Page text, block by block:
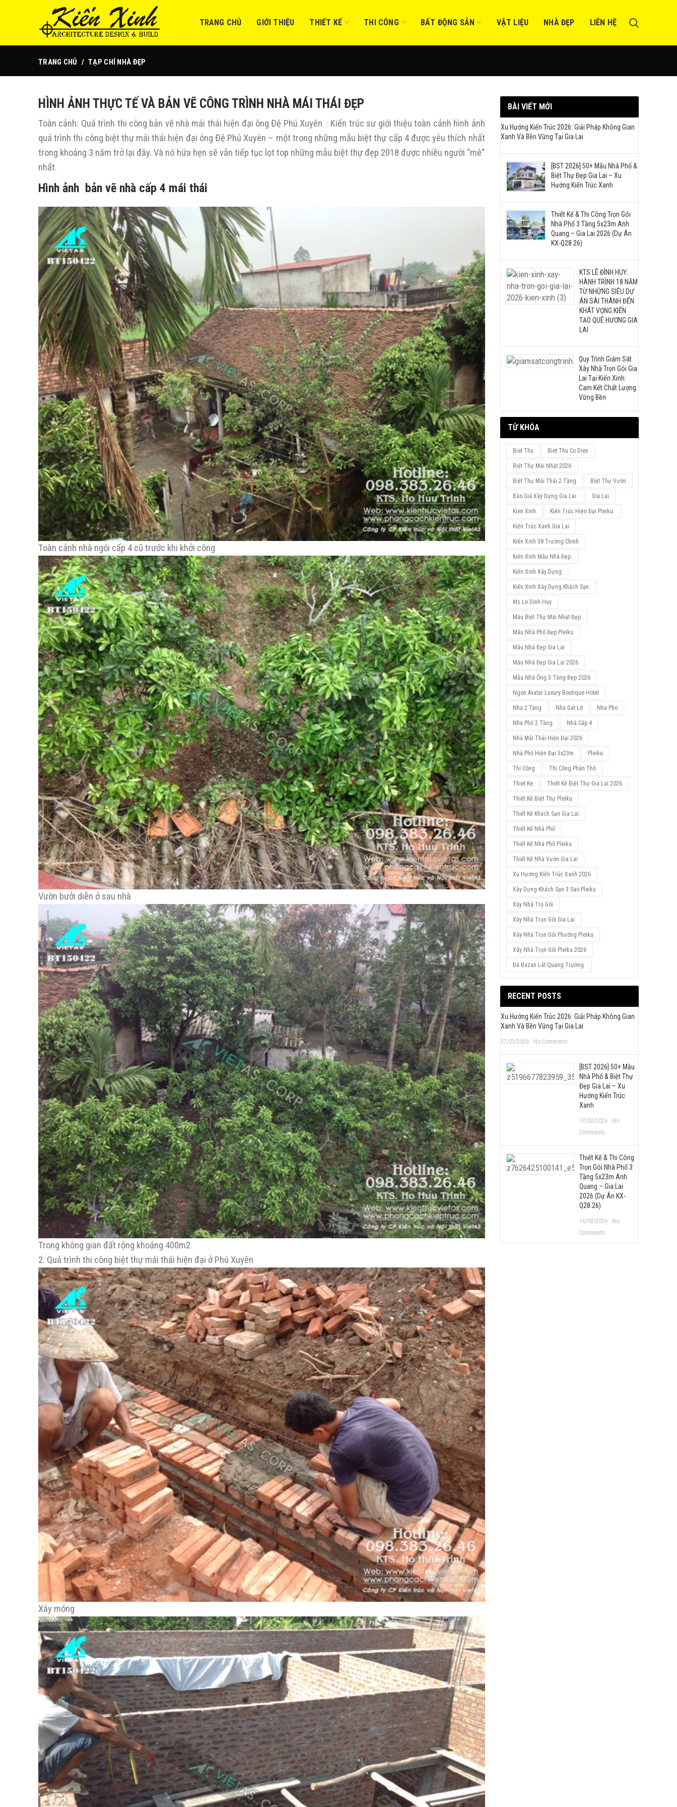
TRANG CHỦ GIỚI THIỆU THIẾT KẾ THI CÔNG BẤT ĐỘNG SẢN VẬT LIỆU NHÀ ĐẸP LIÊN HỆ
TRANG CHỦ TẠP CHÍ NHÀ ĐẸP
HÌNH ẢNH THỰC TẾ VÀ BẢN VẼ CÔNG TRÌNH NHÀ MÁI THÁI ĐẸP
Toàn cảnh: Quá trình thi công bản vẽ nhà mái thái hiện đại ông Đệ Phú Xuyên : Kiến trúc sư giới thiệu toàn cảnh hình ảnh
quá trình thi công biệt thự mái thái hiện đại ông Đệ Phú Xuyên – một trong những mẫu biệt thự cấp 4 được yêu thích nhất
trong khoảng 3 năm trở lại đây. Và nó hứa hẹn sẽ vẫn tiếp tục lọt top những mẫu biệt thự đẹp 2018 được nhiều người “mê”
nhất.
Hình ảnh bản vẽ nhà cấp 4 mái thái
Toàn cảnh nhà ngói cấp 4 cũ trước khi khởi công
Vườn bưởi diễn ở sau nhà
Trong không gian đất rộng khoảng 400m2
2. Quá trình thi công biệt thự mái thái hiện đại ở Phú Xuyên
Xây móng
BÀI VIẾT MỚI
Xu Hướng Kiến Trúc 2026: Giải Pháp Không Gian
Xanh Và Bền Vững Tại Gia Lai
[BST 2026] 50+ Mẫu Nhà Phố &
Biệt Thự Đẹp Gia Lai – Xu
Hướng Kiến Trúc Xanh
Thiết Kế & Thi Công Trọn Gói
Nhà Phố 3 Tầng 5x23m Anh
Quang – Gia Lai 2026 (Dự Án
KX-Q28.26)
KTS LÊ ĐÌNH HUY:
HÀNH TRÌNH 18 NĂM
TỪ NHỮNG SIÊU DỰ
ÁN SÀI THÀNH ĐẾN
KHÁT VỌNG KIẾN
TẠO QUÊ HƯƠNG GIA
LAI
Quy Trình Giám Sát
Xây Nhà Trọn Gói Gia
Lai Tại Kiến Xinh:
Cam Kết Chất Lượng
Vững Bền
TỪ KHÓA
Biet Thu Biet Thu Co Dien
Biệt Thự Mái Nhật 2026
Biệt Thự Mái Thái 2 Tầng Biệt Thự Vườn
Báo Giá Xây Dựng Gia Lai. Gia Lai
Kien Xinh Kiến Trúc Hiện Đại Pleiku.
Kiến Trúc Xanh Gia Lai
Kiến Xinh 38 Trường Chinh
Kiến Xinh Mẫu Nhà Đẹp.
Kiến Xinh Xây Dựng
Kiến Xinh Xây Dựng Khách Sạn.
Kts Le Dinh Huy
Mẫu Biệt Thự Mái Nhật Đẹp
Mẫu Nhà Phố Đẹp Pleiku
Mẫu Nhà Đẹp Gia Lai
Mẫu Nhà Đẹp Gia Lai 2026
Mẫu Nhà Ống 3 Tầng Đẹp 2026
Ngon Avatar Luxury Boutique Hotel
Nha 2 Tang Nha Gat Lỡ Nha Pho
Nha Phố 2 Tầng Nhà Cấp 4
Nhà Mái Thái Hiện Đại 2026
Nhà Phố Hiện Đại 5x23m Pleiku
Thi Công Thi Công Phân Thô
Thiet Ke Thiết Kế Biệt Thự Gia Lai 2026
Thiết Kế Biệt Thự Pleiku
Thiết Kế Khách Sạn Gia Lai
Thiết Kế Nhà Phố
Thiết Kế Nhà Phố Pleiku
Thiết Kế Nhà Vườn Gia Lai
Xu Hướng Kiến Trúc Xanh 2026
Xây Dựng Khách Sạn 3 Sao Pleiku
Xây Nhà Trọ Gói
Xây Nhà Trọn Gói Gia Lai
Xây Nhà Trọn Gói Phường Pleiku
Xây Nhà Trọn Gói Pleiku 2026
Đá Bazan Lát Quảng Trường.
RECENT POSTS
Xu Hướng Kiến Trúc 2026: Giải Pháp Không Gian
Xanh Và Bền Vững Tại Gia Lai
27/03/2026 No Comments
[BST 2026] 50+ Mẫu
Nhà Phố & Biệt Thự
Đẹp Gia Lai – Xu
Hướng Kiến Trúc
Xanh
17/03/2026
No
Comments
Thiết Kế & Thi Công
Trọn Gói Nhà Phố 3
Tầng 5x23m Anh
Quang – Gia Lai
2026 (Dự Án KX-
Q28.26)
16/03/2026
No
Comments